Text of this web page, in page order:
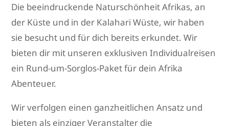
Die beeindruckende Naturschönheit Afrikas, an
der Küste und in der Kalahari Wüste, wir haben
sie besucht und für dich bereits erkundet. Wir
bieten dir mit unseren exklusiven Individualreisen
ein Rund-um-Sorglos-Paket für dein Afrika
Abenteuer.
Wir verfolgen einen ganzheitlichen Ansatz und
bieten als einziger Veranstalter die